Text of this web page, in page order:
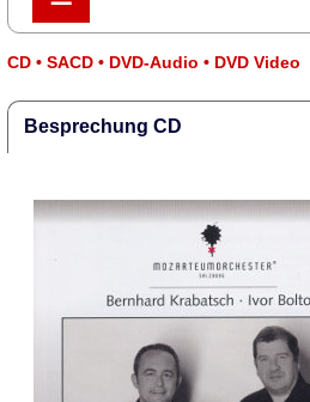
CD • SACD • DVD-Audio • DVD Video
Besprechung CD